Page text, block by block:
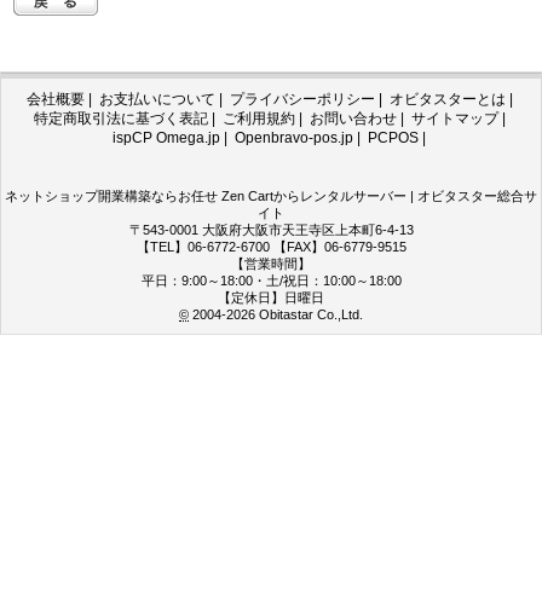
会社概要| お支払いについて プライバシーポリシー オビタスターとは
特定商取引法に基づく表記| ご利用規約| お問い合わせ| サイトマップ|
ispCP Omega.jp
Openbravo-pos.jp PCPOS
ネットショップ開業構築ならお任せ Zen Cartからレンタルサーバー | オビタスター総合サ
イト
〒543-0001 大阪府大阪市天王寺区上本町6-4-13
【TEL】06-6772-6700 【FAX】06-6779-9515
【営業時間】
平日：9:00～18:00・土/祝日：10:00～18:00
【定休日】日曜日
© 2004-2026 Obitastar Co.,Ltd.